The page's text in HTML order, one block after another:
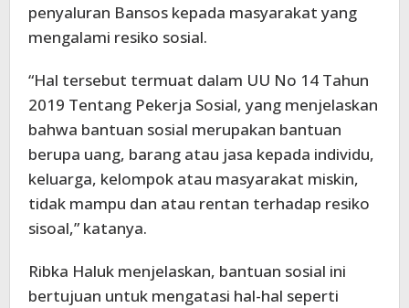
penyaluran Bansos kepada masyarakat yang
mengalami resiko sosial.
“Hal tersebut termuat dalam UU No 14 Tahun
2019 Tentang Pekerja Sosial, yang menjelaskan
bahwa bantuan sosial merupakan bantuan
berupa uang, barang atau jasa kepada individu,
keluarga, kelompok atau masyarakat miskin,
tidak mampu dan atau rentan terhadap resiko
sisoal,” katanya.
Ribka Haluk menjelaskan, bantuan sosial ini
bertujuan untuk mengatasi hal-hal seperti